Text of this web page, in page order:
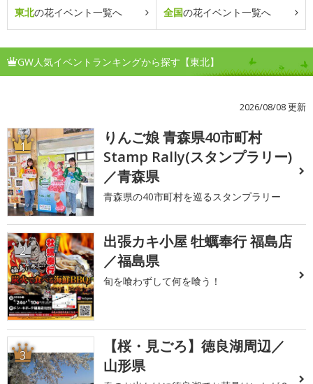
東北の花イベント一覧へ 全国の花イベント一覧へ
GW人気イベントランキングから探す【東北】
2026/08/08 更新
1
りんご娘 青森県40市町村
Stamp Rally(スタンプラリー)
／青森県
青森県の40市町村を巡るスタンプラリー
2
出張カキ小屋 牡蠣奉行 福島店
／福島県
旬を喰わずして何を喰う！
3
【桜・見ごろ】徳良湖周辺／
山形県